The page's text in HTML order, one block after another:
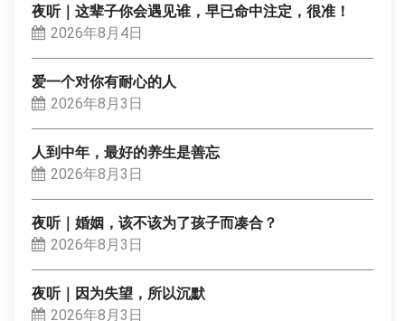
夜听｜这辈子你会遇见谁，早已命中注定，很准！
2026年8月4日
爱一个对你有耐心的人
2026年8月3日
人到中年，最好的养生是善忘
2026年8月3日
夜听｜婚姻，该不该为了孩子而凑合？
2026年8月3日
夜听｜因为失望，所以沉默
2026年8月3日